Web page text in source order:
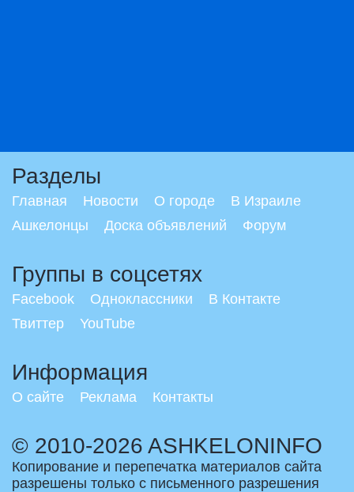
Разделы
Главная Новости О городе
В Израиле
Ашкелонцы
Доска объявлений Форум
Группы в соцсетях
Facebook Одноклассники
В Контакте
Твиттер
YouTube
Информация
О сайте Реклама Контакты
© 2010-2026 ASHKELONINFO
Копирование и перепечатка материалов сайта
разрешены только с письменного разрешения